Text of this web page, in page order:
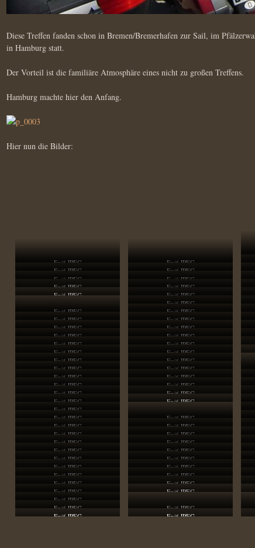
Diese Treffen fanden schon in Bremen/Bremerhafen zur Sail, im
in Hamburg statt.
Der Vorteil ist die familiäre Atmosphäre eines nicht zu großen Treffens.
Hamburg machte hier den Anfang.
Hier nun die Bilder:
Exif JPEG
Exif JPEG
Exif JPEG
Exif JPEG
Exif JPEG
Exif JPEG
Exif JPEG
Exif JPEG
Exif JPEG
Exif JPEG
Exif JPEG
Exif JPEG
Exif JPEG
Exif JPEG
Exif JPEG
Exif JPEG
Exif JPEG
Exif JPEG
Exif JPEG
Exif JPEG
Exif JPEG
Exif JPEG
Exif JPEG
Exif JPEG
Exif JPEG
Exif JPEG
Exif JPEG
Exif JPEG
Exif JPEG
Exif JPEG
Exif JPEG
Exif JPEG
Exif JPEG
Exif JPEG
Exif JPEG
Exif JPEG
Exif JPEG
Exif JPEG
Exif JPEG
Exif JPEG
Exif JPEG
Exif JPEG
Exif JPEG
Exif JPEG
Exif JPEG
Exif JPEG
Exif JPEG
Exif JPEG
Exif JPEG
Exif JPEG
Exif JPEG
Exif JPEG
Exif JPEG
Exif JPEG
Exif JPEG
Exif JPEG
Exif JPEG
Exif JPEG
Exif JPEG
Exif JPEG
Exif JPEG